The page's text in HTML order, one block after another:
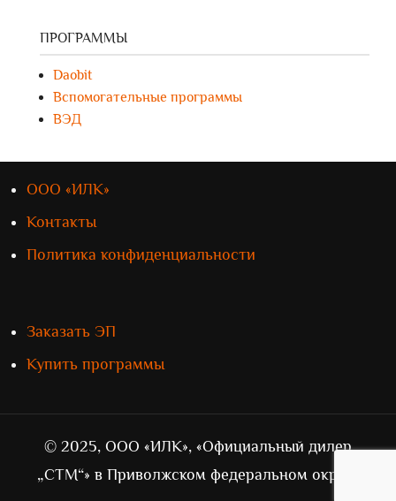
ПРОГРАММЫ
Daobit
Вспомогательные программы
ВЭД
ООО «ИЛК»
Контакты
Политика конфиденциальности
Заказать ЭП
Купить программы
© 2025, ООО «ИЛК», «Официальный дилер
„СТМ“» в Приволжском федеральном округе